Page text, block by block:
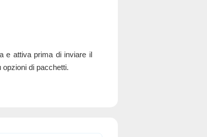
e attiva prima di inviare il
opzioni di pacchetti.